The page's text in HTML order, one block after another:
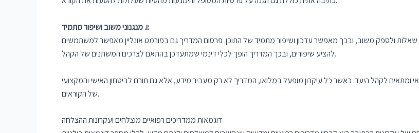
ו. מנגנוני משוב ושיפור מתמיד:
שאלות ולספק משוב, ובכך מאפשר עדכון ושיפור מתמיד של התוכן. פרסום המדריך גם בפורמט אונליין מאפשר למשתמשים
להציע שיפורים, ובכך המדריך הופך לכלי דינמי שמתעדכן בהתאם לצרכים המשתנים של הקהל.
ומתאים לקהל היעד. כאשר כל עיקרון מופעל במלואו, המדריך לא רק מעביר מידע, אלא גם תורם לביטחון האישי והמקצועי
של הקוראים.
דוגמאות ממדריכים רפואיים מוצלחים ועקרונות ההצלחה